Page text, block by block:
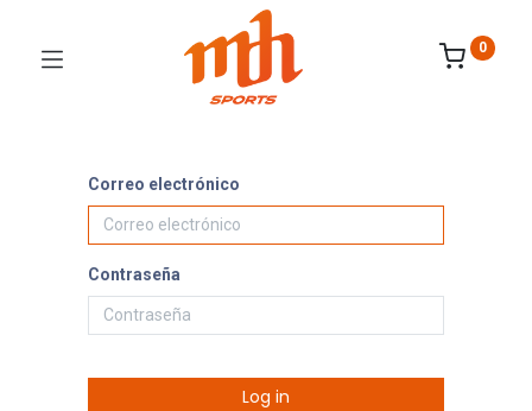
0
Correo electrónico
Contraseña
Log in